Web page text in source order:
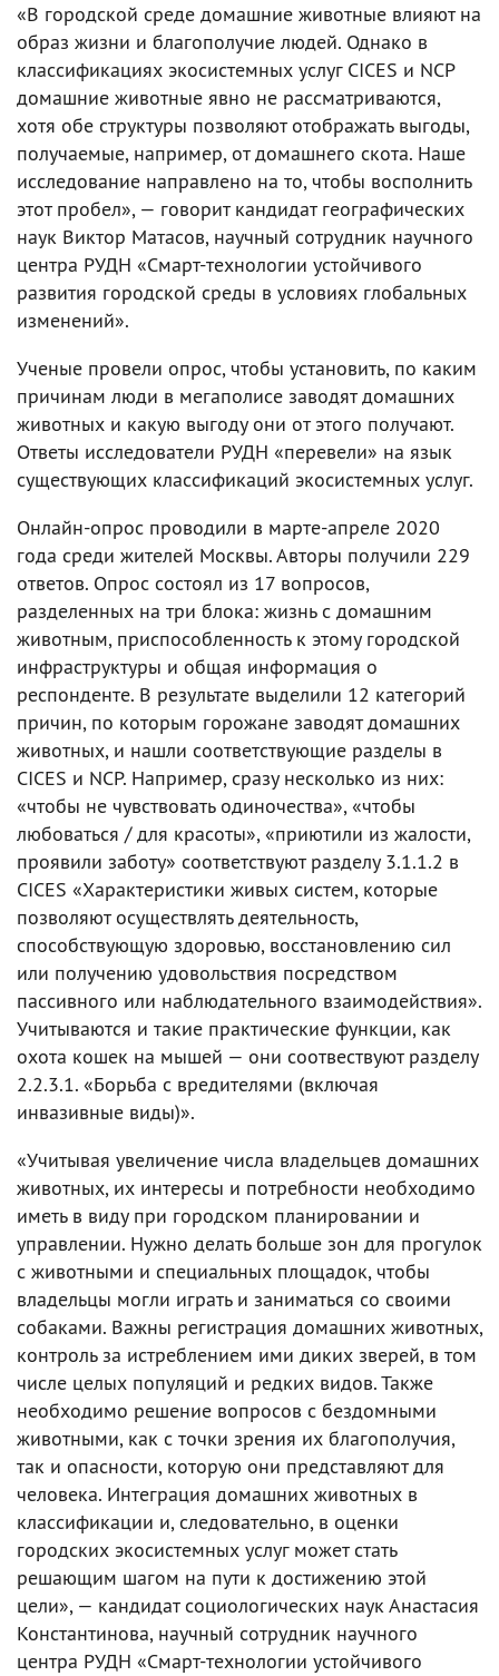
«В городской среде домашние животные влияют на
образ жизни и благополучие людей. Однако в
классификациях экосистемных услуг CICES и NCP
домашние животные явно не рассматриваются,
хотя обе структуры позволяют отображать выгоды,
получаемые, например, от домашнего скота. Наше
исследование направлено на то, чтобы восполнить
этот пробел», — говорит кандидат географических
наук Виктор Матасов, научный сотрудник научного
центра РУДН «Смарт-технологии устойчивого
развития городской среды в условиях глобальных
изменений».
Ученые провели опрос, чтобы установить, по каким
причинам люди в мегаполисе заводят домашних
животных и какую выгоду они от этого получают.
Ответы исследователи РУДН «перевели» на язык
существующих классификаций экосистемных услуг.
Онлайн-опрос проводили в марте-апреле 2020
года среди жителей Москвы. Авторы получили 229
ответов. Опрос состоял из 17 вопросов,
разделенных на три блока: жизнь с домашним
животным, приспособленность к этому городской
инфраструктуры и общая информация о
респонденте. В результате выделили 12 категорий
причин, по которым горожане заводят домашних
животных, и нашли соответствующие разделы в
CICES и NCP. Например, сразу несколько из них:
«чтобы не чувствовать одиночества», «чтобы
любоваться / для красоты», «приютили из жалости,
проявили заботу» соответствуют разделу 3.1.1.2 в
CICES «Характеристики живых систем, которые
позволяют осуществлять деятельность,
способствующую здоровью, восстановлению сил
или получению удовольствия посредством
пассивного или наблюдательного взаимодействия».
Учитываются и такие практические функции, как
охота кошек на мышей — они соотвествуют разделу
2.2.3.1. «Борьба с вредителями (включая
инвазивные виды)».
«Учитывая увеличение числа владельцев домашних
животных, их интересы и потребности необходимо
иметь в виду при городском планировании и
управлении. Нужно делать больше зон для прогулок
с животными и специальных площадок, чтобы
владельцы могли играть и заниматься со своими
собаками. Важны регистрация домашних животных,
контроль за истреблением ими диких зверей, в том
числе целых популяций и редких видов. Также
необходимо решение вопросов с бездомными
животными, как с точки зрения их благополучия,
так и опасности, которую они представляют для
человека. Интеграция домашних животных в
классификации и, следовательно, в оценки
городских экосистемных услуг может стать
решающим шагом на пути к достижению этой
цели», — кандидат социологических наук Анастасия
Константинова, научный сотрудник научного
центра РУДН «Смарт-технологии устойчивого